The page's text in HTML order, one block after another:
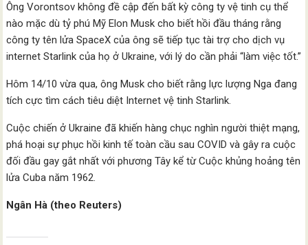
Ông Vorontsov không đề cập đến bất kỳ công ty vệ tinh cụ thể
nào mặc dù tỷ phú Mỹ Elon Musk cho biết hồi đầu tháng rằng
công ty tên lửa SpaceX của ông sẽ tiếp tục tài trợ cho dịch vụ
internet Starlink của họ ở Ukraine, với lý do cần phải “làm việc tốt.”
Hôm 14/10 vừa qua, ông Musk cho biết rằng lực lượng Nga đang
tích cực tìm cách tiêu diệt Internet vệ tinh Starlink.
Cuộc chiến ở Ukraine đã khiến hàng chục nghìn người thiệt mạng,
phá hoại sự phục hồi kinh tế toàn cầu sau COVID và gây ra cuộc
đối đầu gay gắt nhất với phương Tây kể từ Cuộc khủng hoảng tên
lửa Cuba năm 1962.
Ngân Hà (theo Reuters)